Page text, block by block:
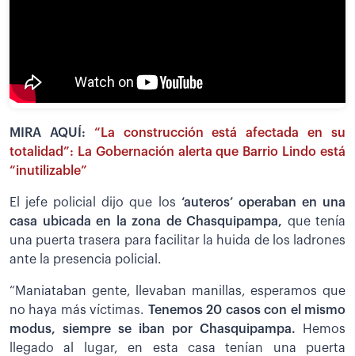
MIRA AQUÍ: “La construcción está afectada en su
totalidad”: La Gobernación alerta que Barrio Lindo está
“inutilizable”
El jefe policial dijo que los ‘auteros’ operaban en una
casa ubicada en la zona de Chasquipampa, que tenía
una puerta trasera para facilitar la huida de los ladrones
ante la presencia policial.
“Maniataban gente, llevaban manillas, esperamos que
no haya más víctimas. Tenemos 20 casos con el mismo
modus, siempre se iban por Chasquipampa. Hemos
llegado al lugar, en esta casa tenían una puerta